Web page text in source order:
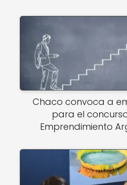
Chaco convoca a
para el
Emprendimiento